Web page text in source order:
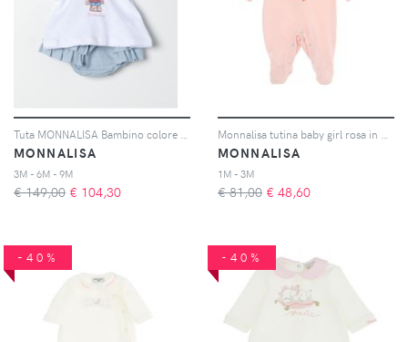
MONNALISA
3M - 6M - 9M
€ 149,00 € 104,30
MONNALISA
1M - 3M
€ 81,00 € 48,60
-40% -40%